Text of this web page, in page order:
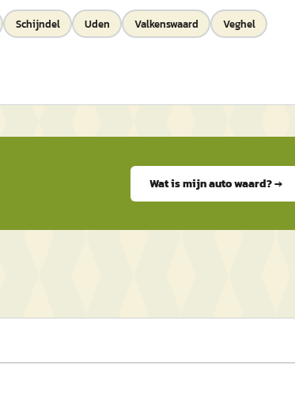
Schijndel Uden Valkenswaard
Veghel
Wat is mijn auto waard? →